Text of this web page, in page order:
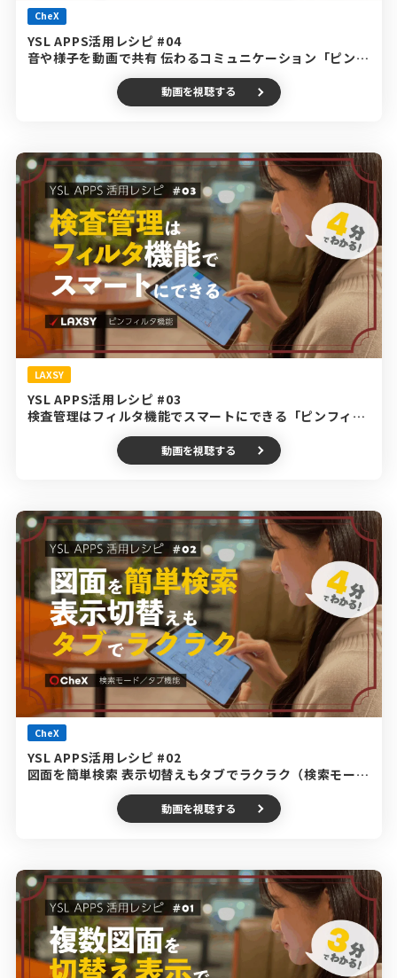
CheX
YSL APPS活用レシピ #04
音や様子を動画で共有 伝わるコミュニケーション「ピン内
動画を視聴する
LAXSY
YSL APPS活用レシピ #03
検査管理はフィルタ機能でスマートにできる「ピンフィル
動画を視聴する
CheX
YSL APPS活用レシピ #02
図面を簡単検索 表示切替えもタブでラクラク（検索モード
動画を視聴する